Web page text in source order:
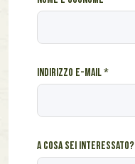
Indirizzo e-mail*
A cosa sei interessato?